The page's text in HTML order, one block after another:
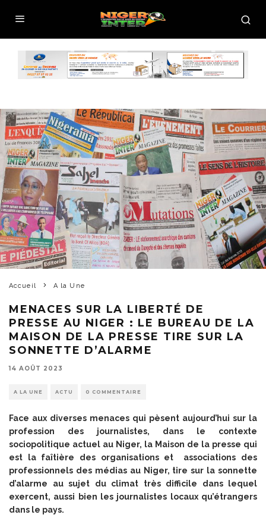
Accueil A la Une
MENACES SUR LA LIBERTÉ DE
PRESSE AU NIGER : LE BUREAU DE LA
MAISON DE LA PRESSE TIRE SUR LA
SONNETTE D’ALARME
14 AOÛT 2023
A LA UNE ACTU 0 COMMENTAIRE
Face aux diverses menaces qui pèsent aujourd’hui sur la
profession des journalistes, dans le contexte
sociopolitique actuel au Niger, la Maison de la presse qui
est la faîtière des organisations et associations des
professionnels des médias au Niger, tire sur la sonnette
d’alarme au sujet du climat très difficile dans lequel
exercent, aussi bien les journalistes locaux qu’étrangers
dans le pays.